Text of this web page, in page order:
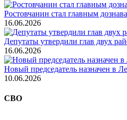
Ростовчанин стал главным
16.06.2026
Депутаты утвердили глав двух
16.06.2026
Новый председатель назначен в
10.06.2026
СВО